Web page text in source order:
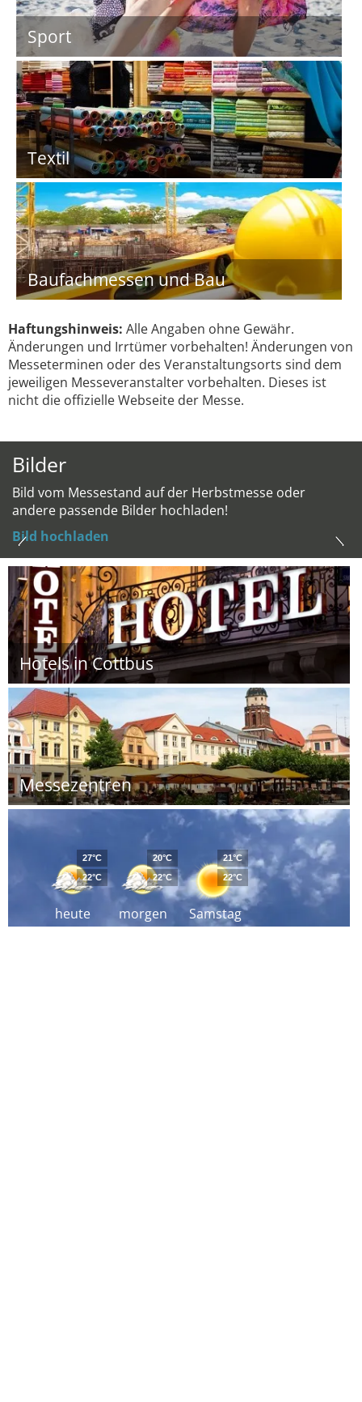
Sport
Textil
Baufachmessen und Bau
Haftungshinweis: Alle Angaben ohne Gewähr.
Änderungen und Irrtümer vorbehalten! Änderungen von
Messeterminen oder des Veranstaltungsorts sind dem
jeweiligen Messeveranstalter vorbehalten. Dieses ist
nicht die offizielle Webseite der Messe.
Bilder
Bild vom Messestand auf der Herbstmesse oder
andere passende Bilder hochladen!
Bild hochladen
Hotels in Cottbus
Messezentren
heute
27°C
22°C
morgen
20°C
22°C
Samstag
21°C
22°C